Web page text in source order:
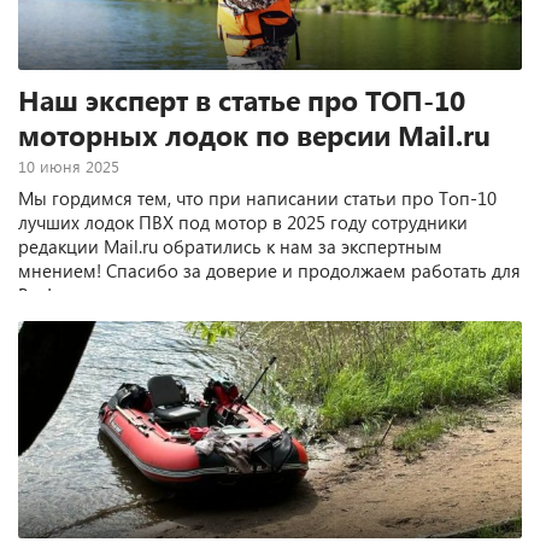
Наш эксперт в статье про ТОП-10
моторных лодок по версии Mail.ru
10 июня 2025
Мы гордимся тем, что при написании статьи про Топ-10
лучших лодок ПВХ под мотор в 2025 году сотрудники
редакции Mail.ru обратились к нам за экспертным
мнением! Спасибо за доверие и продолжаем работать для
Вас!